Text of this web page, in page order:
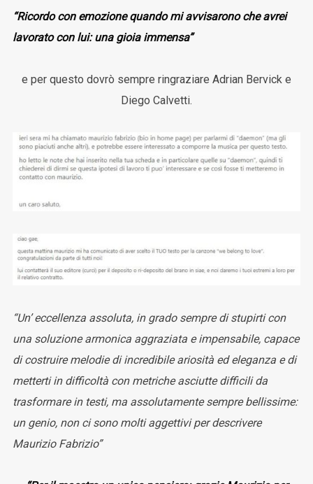
“Ricordo con emozione quando mi avvisarono che avrei
lavorato con lui: una gioia immensa”
e per questo dovrò sempre ringraziare Adrian Bervick e
Diego Calvetti.
“Un’ eccellenza assoluta, in grado sempre di stupirti con
una soluzione armonica aggraziata e impensabile, capace
di costruire melodie di incredibile ariosità ed eleganza e di
metterti in difficoltà con metriche asciutte difficili da
trasformare in testi, ma assolutamente sempre bellissime:
un genio, non ci sono molti aggettivi per descrivere
Maurizio Fabrizio”